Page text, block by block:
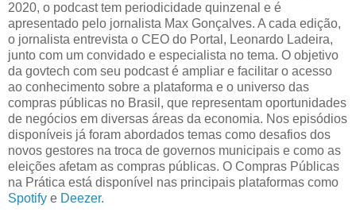
2020, o podcast tem periodicidade quinzenal e é
apresentado pelo jornalista Max Gonçalves. A cada edição,
o jornalista entrevista o CEO do Portal, Leonardo Ladeira,
junto com um convidado e especialista no tema. O objetivo
da govtech com seu podcast é ampliar e facilitar o acesso
ao conhecimento sobre a plataforma e o universo das
compras públicas no Brasil, que representam oportunidades
de negócios em diversas áreas da economia. Nos episódios
disponíveis já foram abordados temas como desafios dos
novos gestores na troca de governos municipais e como as
eleições afetam as compras públicas. O Compras Públicas
na Prática está disponível nas principais plataformas como
Spotify e Deezer.